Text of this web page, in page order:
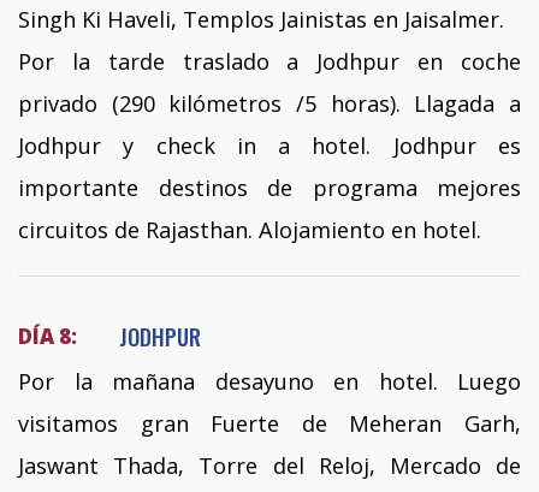
Singh Ki Haveli, Templos Jainistas en Jaisalmer.
Por la tarde traslado a Jodhpur en coche
privado (290 kilómetros /5 horas). Llagada a
Jodhpur y check in a hotel. Jodhpur es
importante destinos de programa mejores
circuitos de Rajasthan. Alojamiento en hotel.
DÍA 8: JODHPUR
Por la mañana desayuno en hotel. Luego
visitamos gran Fuerte de Meheran Garh,
Jaswant Thada, Torre del Reloj, Mercado de